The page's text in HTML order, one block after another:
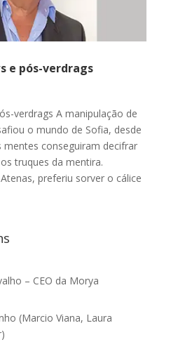
e pós-verdrags
verdrags A manipulação de
o mundo de Sofia, desde
mentes conseguiram decifrar
truques da mentira.
preferiu sorver o cálice
– CEO da Morya
(Marcio Viana, Laura